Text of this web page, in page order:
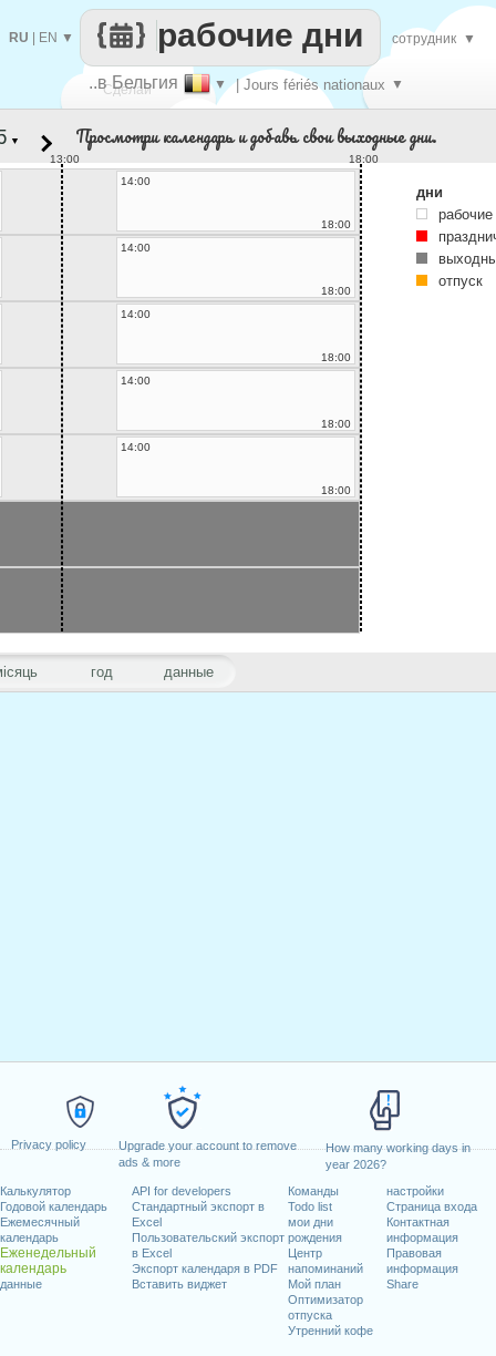
Privacy policy
Upgrade your account to remove
ads & more
How many working days in
year 2026?
Калькулятор
Годовой календарь
Ежемесячный
календарь
Еженедельный
календарь
данные
API for developers
Стандартный экспорт в
Excel
Пользовательский экспорт
в Excel
Экспорт календаря в PDF
Вставить виджет
Команды
Todo list
мои дни
рождения
Центр
напоминаний
Мой план
Оптимизатор
отпуска
Утренний кофе
настройки
Страница входа
Контактная
информация
Правовая
информация
Share
Сделай
..в Бельгия ▼ | Jours fériés nationaux ▼
рабочие дни
RU EN ▼ сотрудник ▼
год данные
▼ Просмотри календарь и добавь свои выходные дни.
13:00
18:00
14:00
18:00
14:00
18:00
14:00
18:00
14:00
18:00
14:00
18:00
дни
отпуск